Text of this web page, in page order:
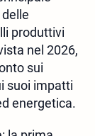
produttivi
nel 2026,
sui
suoi impatti
energetica.